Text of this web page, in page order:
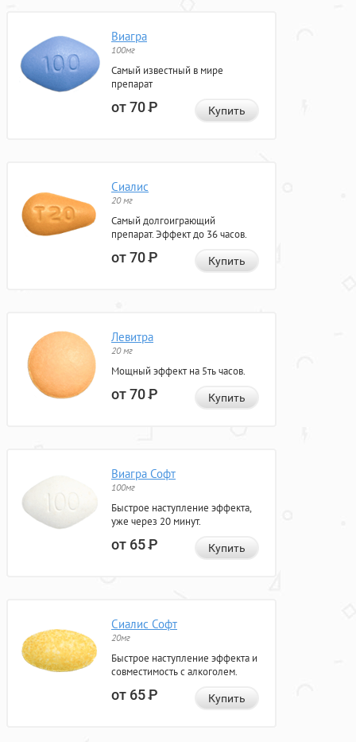
Виагра
100мг
Самый известный в мире
препарат
от 70Р Купить
Сиалис
20 мг
Самый долгоиграющий
препарат. Эффект до 36 часов.
от 70Р Купить
Левитра
20 мг
Мощный эффект на 5ть часов.
от 70Р Купить
Виагра Софт
100мг
Быстрое наступление эффекта,
уже через 20 минут.
от 65Р Купить
Сиалис Софт
20мг
Быстрое наступление эффекта и
совместимость с алкоголем.
от 65Р Купить